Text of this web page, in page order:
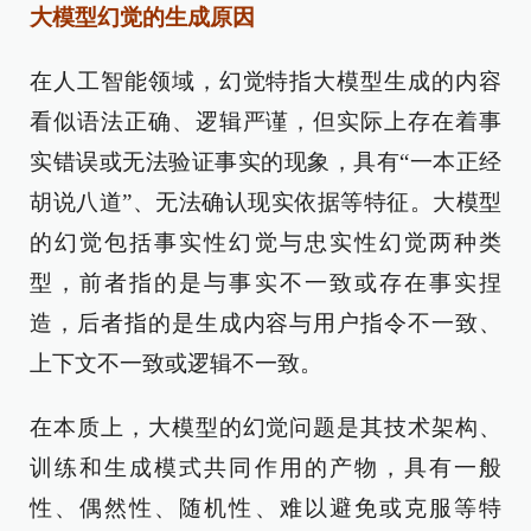
大模型幻觉的生成原因
在人工智能领域，幻觉特指大模型生成的内容
看似语法正确、逻辑严谨，但实际上存在着事
实错误或无法验证事实的现象，具有“一本正经
胡说八道”、无法确认现实依据等特征。大模型
的幻觉包括事实性幻觉与忠实性幻觉两种类
型，前者指的是与事实不一致或存在事实捏
造，后者指的是生成内容与用户指令不一致、
上下文不一致或逻辑不一致。
在本质上，大模型的幻觉问题是其技术架构、
训练和生成模式共同作用的产物，具有一般
性、偶然性、随机性、难以避免或克服等特